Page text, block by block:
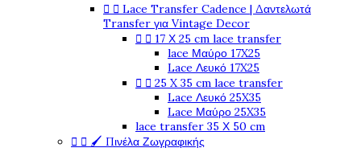
  Lace Transfer Cadence | Δαντελωτά
Transfer για Vintage Decor
  17 Χ 25 cm lace transfer
lace Μαύρο 17X25
Lace Λευκό 17X25
  25 X 35 cm lace transfer
Lace Λευκό 25X35
Lace Μαύρο 25X35
lace transfer 35 Χ 50 cm
  🖌️ Πινέλα Ζωγραφικής